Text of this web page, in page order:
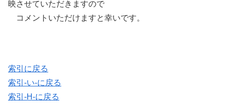
映させていただきますので
コメントいただけますと幸いです。
索引に戻る
索引-い-に戻る
索引-H-に戻る